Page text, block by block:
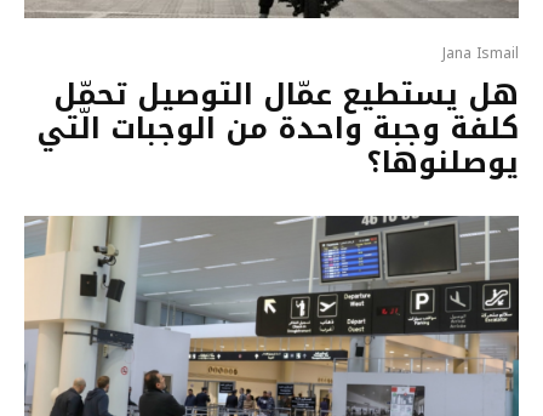
Jana Ismail
هل يستطيع عمّال التوصيل تحمّل
كلفة وجبة واحدة من الوجبات الّتي
يوصلنوها؟